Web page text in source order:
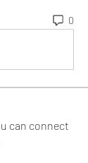
0
can connect